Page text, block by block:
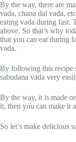
By the way, there are
vada, chana dal vada,
eating vada during fast.
above. So that’s why
that you can eat during
vada.
By following this recipe
sabudana vada very
By the way, it is made
it, then you can make it
So let’s make delicious